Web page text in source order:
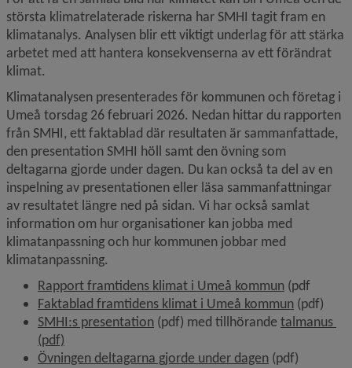
största klimatrelaterade riskerna har SMHI tagit fram en
klimatanalys. Analysen blir ett viktigt underlag för att stärka
arbetet med att hantera konsekvenserna av ett förändrat
klimat.
Klimatanalysen presenterades för kommunen och företag i
Umeå torsdag 26 februari 2026. Nedan hittar du rapporten
från SMHI, ett faktablad där resultaten är sammanfattade,
den presentation SMHI höll samt den övning som
deltagarna gjorde under dagen. Du kan också ta del av en
inspelning av presentationen eller läsa sammanfattningar
av resultatet längre ned på sidan. Vi har också samlat
information om hur organisationer kan jobba med
klimatanpassning och hur kommunen jobbar med
klimatanpassning.
Rapport framtidens klimat i Umeå kommun, 4.7 MB,
(pdf
Faktablad framtidens klimat i Umeå kommun, 891.7
(pdf)
SMHI:s presentation, 1.9 MB, öppnas i nytt fönster.
(pdf) med tillhörande talmanus
(pdf)
Övningen deltagarna gjorde under dagen, 184.4 kB.
(pdf)